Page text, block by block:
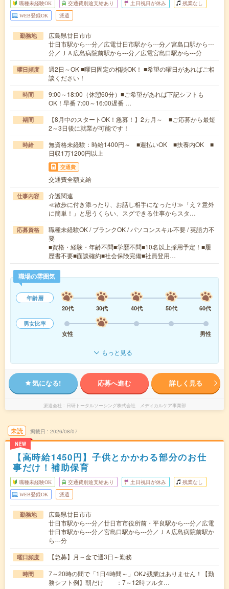
職種未経験OK 交通費別途支給あり 土日祝日が休み 残業なし
WEB登録OK 派遣
勤務地
広島県廿日市市
廿日市駅から---分／広電廿日市駅から---分／宮島口駅から---
分／ＪＡ広島病院前駅から---分／広電宮島口駅から---分
曜日頻度
週2日～OK ■曜日固定の相談OK！ ■希望の曜日があればご相
談ください！
時間
9:00～18:00（休憩60分）■ご希望があれば下記シフトも
OK！早番 7:00～16:00遅番 …
期間
【8月中のスタートOK！急募！】2カ月～ ■ご応募から最短
2～3日後に就業が可能です！
時給
無資格未経験：時給1400円～ ■週払いOK ■扶養内OK ■
日収1万1200円以上
交通費
交通費全額支給
仕事内容
介護関連
≪散歩に付き添ったり、お話し相手になったり≫「え？意外
に簡単！」と思うくらい、スグできる仕事からスタ…
応募資格
職種未経験OK / ブランクOK / パソコンスキル不要 / 英語力不
要
■資格・経験・年齢不問■学歴不問■10名以上採用予定！■履
歴書不要■面談確約■社会保険完備■社員登用…
職場の雰囲気
年齢層
20代
30代 40代 50代
60代
男女比率
女性
男性
もっと見る
気になる! 応募へ進む 詳しく見る
派遣会社 日研トータルソーシング株式会社 メディカルケア事業部
未読
NEW
掲載日 2026/08/07
【高時給1450円】子供とかかわる部分のお仕
事だけ！補助保育
職種未経験OK 交通費別途支給あり 土日祝日が休み 残業なし
WEB登録OK 派遣
勤務地
広島県廿日市市
廿日市駅から---分／廿日市市役所前・平良駅から---分／広電
廿日市駅から---分／宮島口駅から---分／ＪＡ広島病院前駅か
ら---分
曜日頻度 【急募】月～金で週3日～勤務
時間
7～20時の間で「1日4時間～」OK♪残業はありません！【勤
務シフト例】朝だけ ：7～12時フルタ…